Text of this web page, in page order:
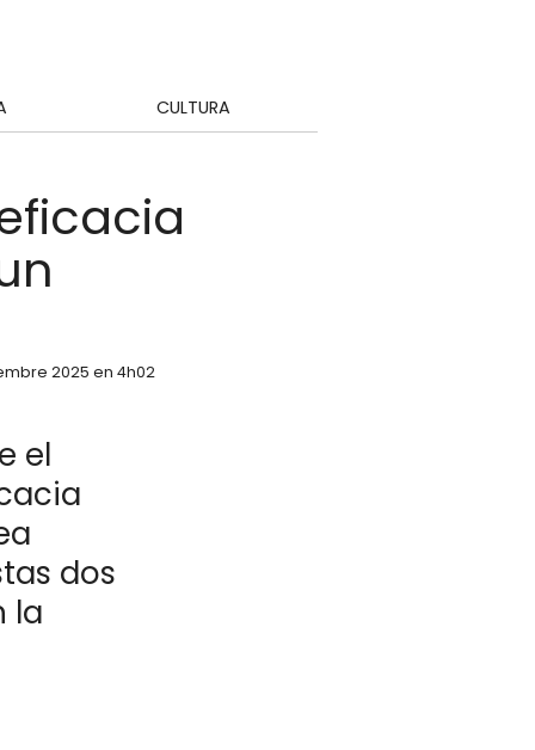
CULTURA
2025 en 4h02
el
dos
la